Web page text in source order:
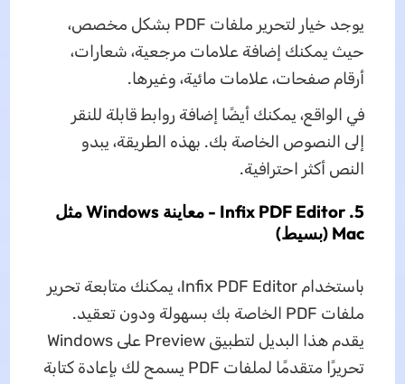
يوجد خيار لتحرير ملفات PDF بشكل مخصص،
حيث يمكنك إضافة علامات مرجعية، شعارات،
أرقام صفحات، علامات مائية، وغيرها.
في الواقع، يمكنك أيضًا إضافة روابط قابلة للنقر
إلى النصوص الخاصة بك. بهذه الطريقة، يبدو
النص أكثر احترافية.
5. Infix PDF Editor - معاينة Windows مثل
Mac (بسيط)
باستخدام Infix PDF Editor، يمكنك متابعة تحرير
ملفات PDF الخاصة بك بسهولة ودون تعقيد.
يقدم هذا البديل لتطبيق Preview على Windows
تحريرًا متقدمًا لملفات PDF يسمح لك بإعادة كتابة